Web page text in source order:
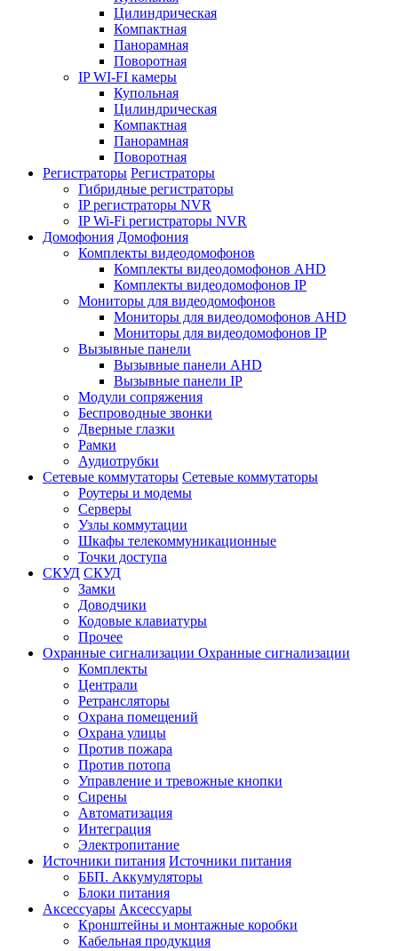
Цилиндрическая
Компактная
Панорамная
Поворотная
IP WI-FI камеры
Купольная
Цилиндрическая
Компактная
Панорамная
Поворотная
Регистраторы Регистраторы
Гибридные регистраторы
IP регистраторы NVR
IP Wi-Fi регистраторы NVR
Домофония Домофония
Комплекты видеодомофонов
Комплекты видеодомофонов AHD
Комплекты видеодомофонов IP
Мониторы для видеодомофонов
Мониторы для видеодомофонов AHD
Мониторы для видеодомофонов IP
Вызывные панели
Вызывные панели AHD
Вызывные панели IP
Модули сопряжения
Беспроводные звонки
Дверные глазки
Рамки
Аудиотрубки
Сетевые коммутаторы Сетевые коммутаторы
Роутеры и модемы
Серверы
Узлы коммутации
Шкафы телекоммуникационные
Точки доступа
СКУД СКУД
Замки
Доводчики
Кодовые клавиатуры
Прочее
Охранные сигнализации Охранные сигнализации
Комплекты
Централи
Ретрансляторы
Охрана помещений
Охрана улицы
Против пожара
Против потопа
Управление и тревожные кнопки
Сирены
Автоматизация
Интеграция
Электропитание
Источники питания Источники питания
ББП. Аккумуляторы
Блоки питания
Аксессуары Аксессуары
Кронштейны и монтажные коробки
Кабельная продукция